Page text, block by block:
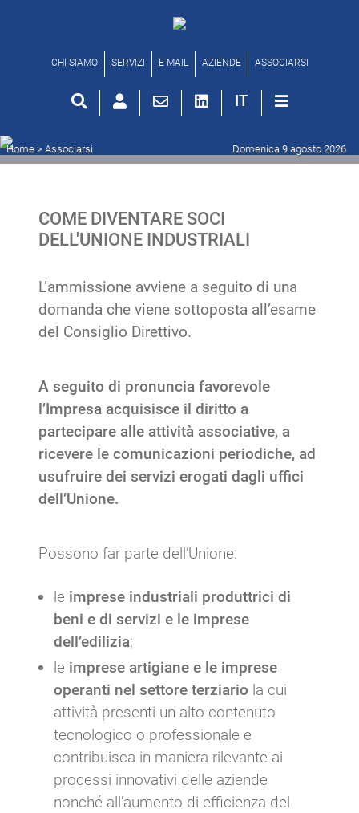
CHI SIAMO SERVIZI E-MAIL AZIENDE ASSOCIARSI
IT
Domenica 9 agosto 2026
Home > Associarsi
COME DIVENTARE SOCI
DELL'UNIONE INDUSTRIALI
L’ammissione avviene a seguito di una
domanda che viene sottoposta all’esame
del Consiglio Direttivo.
A seguito di pronuncia favorevole
l’Impresa acquisisce il diritto a
partecipare alle attività associative, a
ricevere le comunicazioni periodiche, ad
usufruire dei servizi erogati dagli uffici
dell’Unione.
Possono far parte dell’Unione:
le imprese industriali produttrici di
beni e di servizi e le imprese
dell’edilizia;
le imprese artigiane e le imprese
operanti nel settore terziario la cui
attività presenti un alto contenuto
tecnologico o professionale e
contribuisca in maniera rilevante ai
processi innovativi delle aziende
nonché all’aumento di efficienza del